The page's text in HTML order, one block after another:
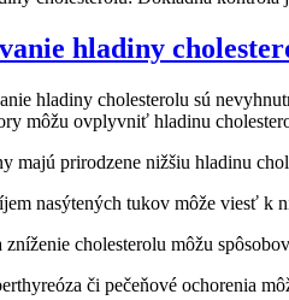
hladiny
hladiny ⁢cholesterolu sú
môžu ovplyvniť hladinu
majú ⁢prirodzene nižšiu hladinu
⁤nasýtených tukov môže viesť⁣ k
zníženie cholesterolu‍ môžu
či pečeňové ochorenia